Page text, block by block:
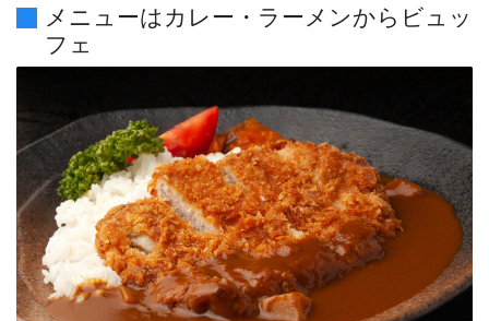
メニューはカレー・ラーメンからビュッ
フェ